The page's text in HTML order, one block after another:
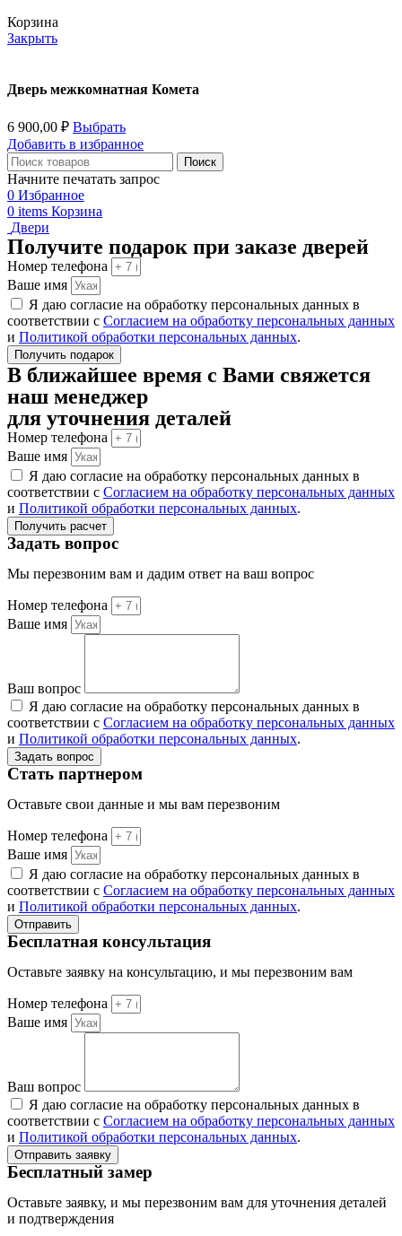
Корзина
Закрыть
Дверь межкомнатная Комета
6 900,00 ₽ Выбрать
Добавить в избранное
Поиск
Начните печатать запрос
0 Избранное
0 items Корзина
Двери
Получите подарок при заказе дверей
Номер телефона
Ваше имя
Я даю согласие на обработку персональных данных в
соответствии с Согласием на обработку персональных данных
и Политикой обработки персональных данных.
Получить подарок
В ближайшее время с Вами свяжется
наш менеджер
для уточнения деталей
Номер телефона
Ваше имя
Я даю согласие на обработку персональных данных в
соответствии с Согласием на обработку персональных данных
и Политикой обработки персональных данных.
Получить расчет
Задать вопрос
Мы перезвоним вам и дадим ответ на ваш вопрос
Номер телефона
Ваше имя
Ваш вопрос
Я даю согласие на обработку персональных данных в
соответствии с Согласием на обработку персональных данных
и Политикой обработки персональных данных.
Задать вопрос
Стать партнером
Оставьте свои данные и мы вам перезвоним
Номер телефона
Ваше имя
Я даю согласие на обработку персональных данных в
соответствии с Согласием на обработку персональных данных
и Политикой обработки персональных данных.
Отправить
Бесплатная консультация
Оставьте заявку на консультацию, и мы перезвоним вам
Номер телефона
Ваше имя
Ваш вопрос
Я даю согласие на обработку персональных данных в
соответствии с Согласием на обработку персональных данных
и Политикой обработки персональных данных.
Отправить заявку
Бесплатный замер
Оставьте заявку, и мы перезвоним вам для уточнения деталей
и подтверждения